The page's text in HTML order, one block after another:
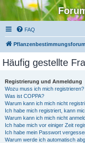
FAQ
Pflanzenbestimmungsforum
Häufig gestellte
Registrierung und Anmeldung
Wozu muss ich mich registrieren?
Was ist COPPA?
Warum kann ich mich nicht
Ich habe mich registriert, kann
Warum kann ich mich nicht
Ich habe mich vor einiger Zeit
Ich habe mein Passwort
Warum werde ich automatisch